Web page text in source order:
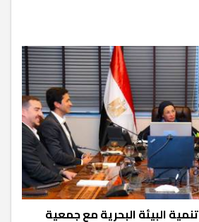
البيئة البحرية مع جمعية